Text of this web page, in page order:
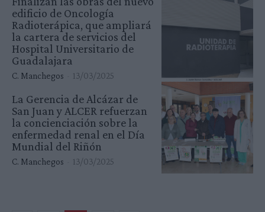
edificio de Oncología
Radioterápica, que ampliará
la cartera de servicios del
Hospital Universitario de
Guadalajara
C. Manchegos 13/03/2025
La Gerencia de Alcázar de
San Juan y ALCER refuerzan
la concienciación sobre la
enfermedad renal en el Día
Mundial del Riñón
C. Manchegos 13/03/2025